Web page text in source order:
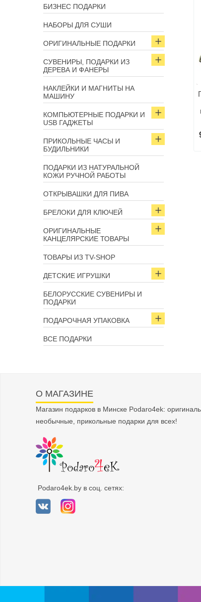
БИЗНЕС ПОДАРКИ
НАБОРЫ ДЛЯ СУШИ
ОРИГИНАЛЬНЫЕ ПОДАРКИ
СУВЕНИРЫ, ПОДАРКИ ИЗ
ДЕРЕВА И ФАНЕРЫ
НАКЛЕЙКИ И МАГНИТЫ НА
МАШИНУ
КОМПЬЮТЕРНЫЕ ПОДАРКИ И
USB ГАДЖЕТЫ
ПРИКОЛЬНЫЕ ЧАСЫ И
БУДИЛЬНИКИ
ПОДАРКИ ИЗ НАТУРАЛЬНОЙ
КОЖИ РУЧНОЙ РАБОТЫ
ОТКРЫВАШКИ ДЛЯ ПИВА
БРЕЛОКИ ДЛЯ КЛЮЧЕЙ
ОРИГИНАЛЬНЫЕ
КАНЦЕЛЯРСКИЕ ТОВАРЫ
ТОВАРЫ ИЗ TV-SHOP
ДЕТСКИЕ ИГРУШКИ
БЕЛОРУССКИЕ СУВЕНИРЫ И
ПОДАРКИ
ПОДАРОЧНАЯ УПАКОВКА
ВСЕ ПОДАРКИ
О МАГАЗИНЕ
Магазин подарков в Минске Podaro4ek:
необычные, прикольные подарки для всех!
Podaro4ek.by в соц. сетях: